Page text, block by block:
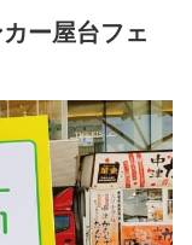
ー屋台フェ